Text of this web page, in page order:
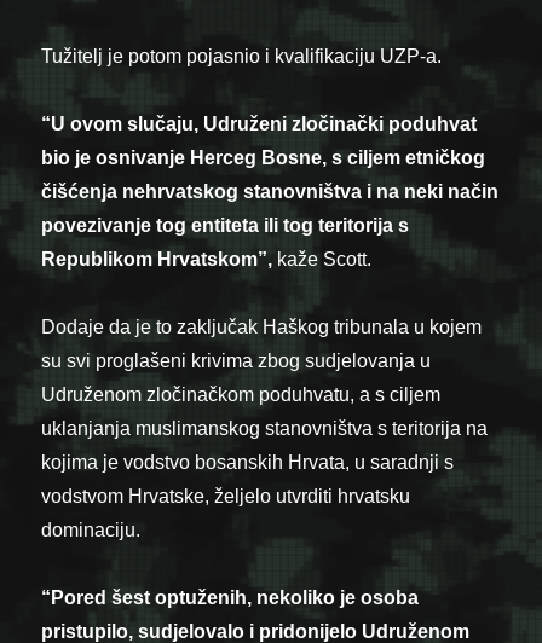
Tužitelj je potom pojasnio i kvalifikaciju UZP-a.
“U ovom slučaju, Udruženi zločinački poduhvat
bio je osnivanje Herceg Bosne, s ciljem etničkog
čišćenja nehrvatskog stanovništva i na neki način
povezivanje tog entiteta ili tog teritorija s
Republikom Hrvatskom”, kaže Scott.
Dodaje da je to zaključak Haškog tribunala u kojem
su svi proglašeni krivima zbog sudjelovanja u
Udruženom zločinačkom poduhvatu, a s ciljem
uklanjanja muslimanskog stanovništva s teritorija na
kojima je vodstvo bosanskih Hrvata, u saradnji s
vodstvom Hrvatske, željelo utvrditi hrvatsku
dominaciju.
“Pored šest optuženih, nekoliko je osoba
pristupilo, sudjelovalo i pridonijelo Udruženom